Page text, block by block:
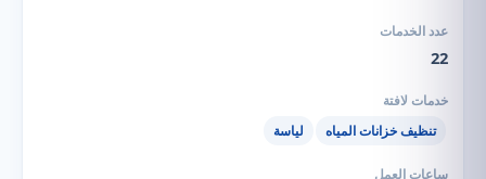
22
تنظيف خزانات المياه لياسة